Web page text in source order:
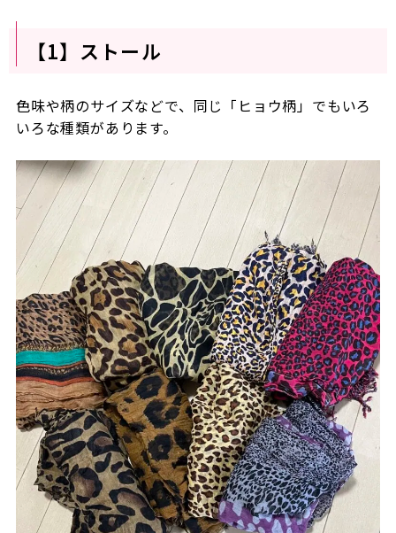
【1】ストール
色味や柄のサイズなどで、同じ「ヒョウ柄」でもいろ
いろな種類があります。